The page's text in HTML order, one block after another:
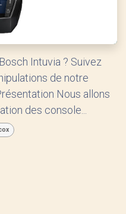
Intuvia ? Suivez
de notre
Nous allons
des console...